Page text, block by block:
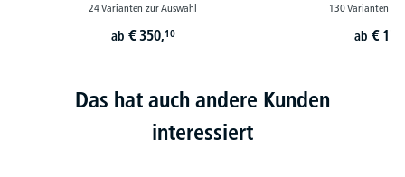
24 Varianten zur Auswahl
ab € 350,10
130 Varianten
ab €
Das hat auch andere Kunden
interessiert